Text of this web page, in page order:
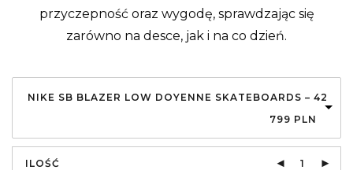
przyczepność oraz wygodę, sprawdzając się
zarówno na desce, jak i na co dzień.
NIKE SB BLAZER LOW DOYENNE SKATEBOARDS – 42
799 PLN
ILOŚĆ